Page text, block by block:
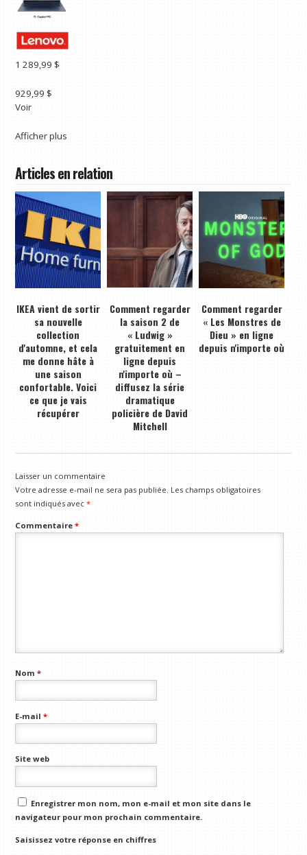
1 289,99 $
929,99 $
Voir
Afficher plus
Articles en relation
IKEA vient de sortir
sa nouvelle
collection
d'automne, et cela
me donne hâte à
une saison
confortable. Voici
ce que je vais
récupérer
Comment regarder
la saison 2 de
« Ludwig »
gratuitement en
ligne depuis
n'importe où –
diffusez la série
dramatique
policière de David
Mitchell
Comment regarder
« Les Monstres de
Dieu » en ligne
depuis n'importe où
Laisser un commentaire
Votre adresse e-mail ne sera pas publiée. Les champs obligatoires
sont indiqués avec*
Commentaire*
Nom*
E-mail*
Site web
Enregistrer mon nom, mon e-mail et mon site dans le
navigateur pour mon prochain commentaire.
Saisissez votre réponse en chiffres